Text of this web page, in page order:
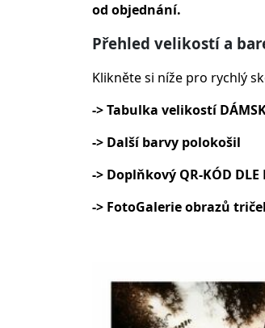
od objednání.
Přehled velikostí a
Klikněte si níže pro rychlý
-> Tabulka velikostí
-> Další barvy polokošil
-> Doplňkový QR-KÓD
-> FotoGalerie obrazů